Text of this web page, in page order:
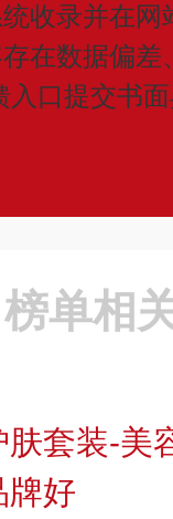
收录并在
在数据偏
口提交书
榜单相
套装-美
牌好